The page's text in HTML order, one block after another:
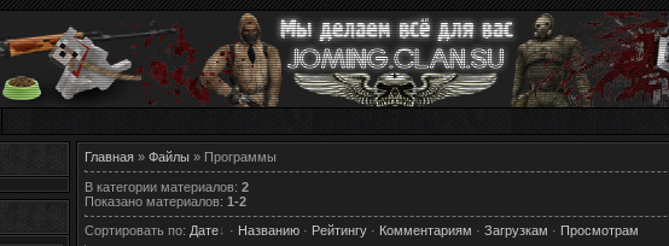
Главная » Файлы » Программы
В категории материалов: 2
Показано материалов: 1-2
Сортировать по: Дате · Названию · Рейтингу · Комментариям · Загрузкам · Просмотрам